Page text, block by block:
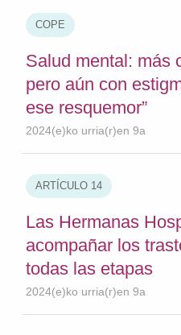
COPE
Salud mental: más
pero aún con
ese resquemor”
2024(e)ko urria(r)en 9a
ARTÍCULO 14
Las Hermanas
acompañar los
todas las etapas
2024(e)ko urria(r)en 9a
Skip back to main navigation